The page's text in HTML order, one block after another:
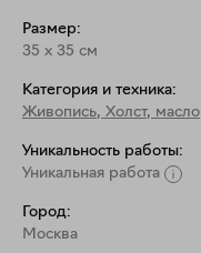
Размер:
35 x 35 см
Категория и техника:
Живопись, Холст, масло
Уникальность работы:
Уникальная работа
Город:
Москва